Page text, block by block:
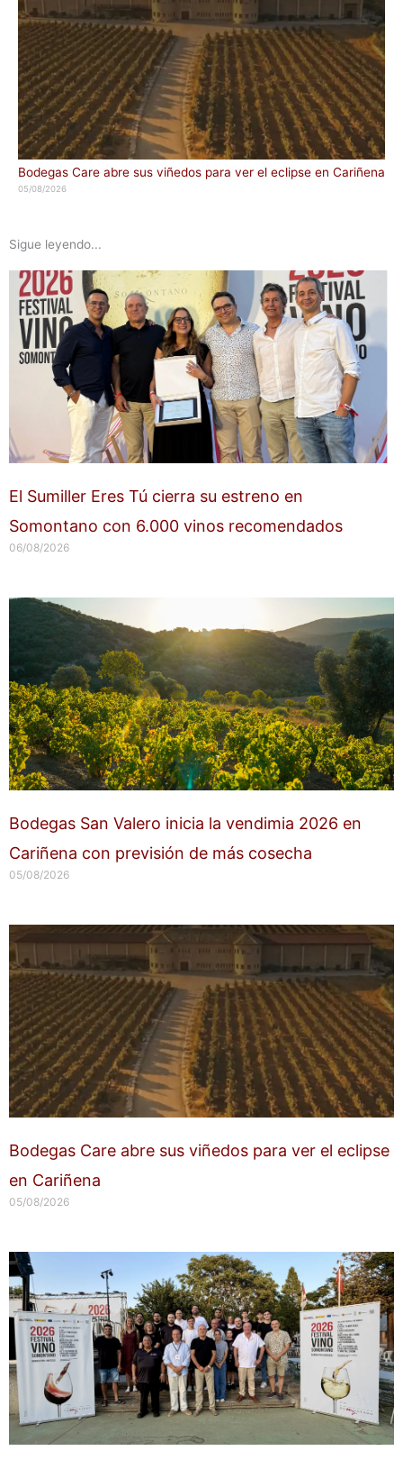
Bodegas Care abre sus viñedos para ver el eclipse en Cariñena
05/08/2026
Sigue leyendo...
El Sumiller Eres Tú cierra su estreno en
Somontano con 6.000 vinos recomendados
06/08/2026
Bodegas San Valero inicia la vendimia 2026 en
Cariñena con previsión de más cosecha
05/08/2026
Bodegas Care abre sus viñedos para ver el eclipse
en Cariñena
05/08/2026